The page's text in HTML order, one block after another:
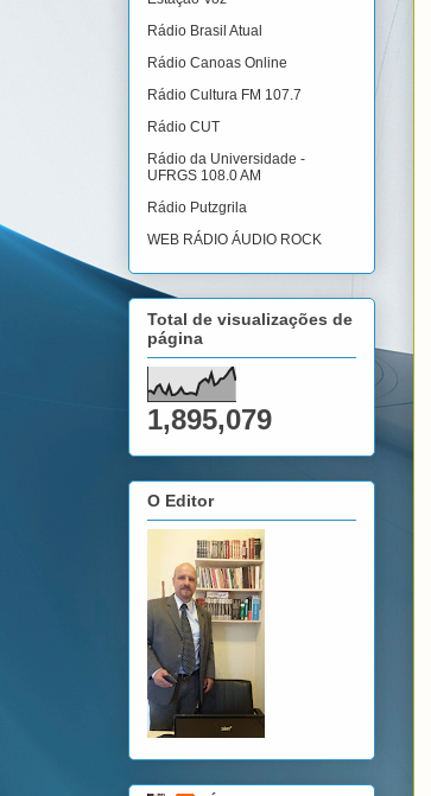
Rádio Brasil Atual
Rádio Canoas Online
Rádio Cultura FM 107.7
Rádio CUT
Rádio da Universidade -
UFRGS 108.0 AM
Rádio Putzgrila
WEB RÁDIO ÁUDIO ROCK
Total de visualizações de
página
1,895,079
O Editor